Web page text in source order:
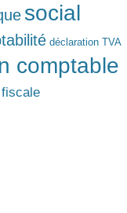
social
déclaration TVA
comptable